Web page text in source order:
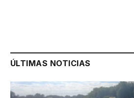
ÚLTIMAS NOTICIAS